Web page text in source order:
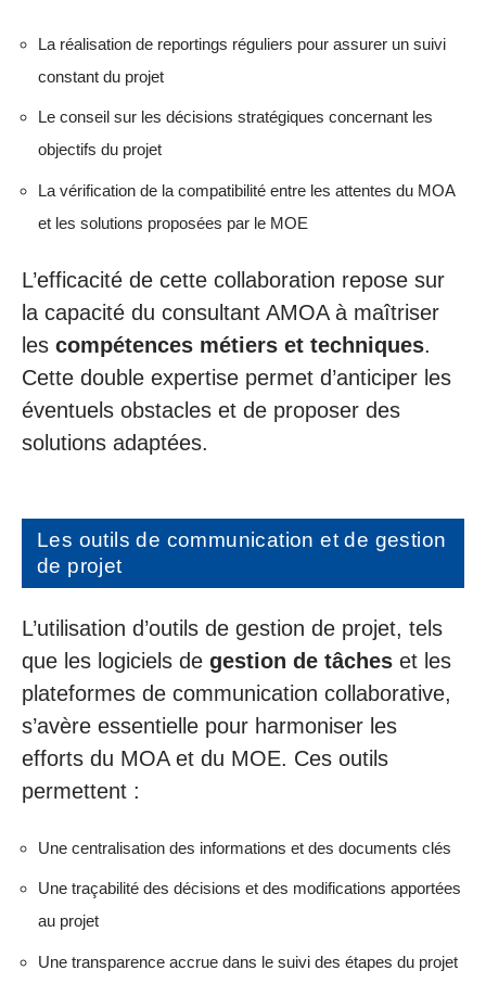
La réalisation de reportings réguliers pour assurer un suivi
constant du projet
Le conseil sur les décisions stratégiques concernant les
objectifs du projet
La vérification de la compatibilité entre les attentes du MOA
et les solutions proposées par le MOE
L’efficacité de cette collaboration repose sur
la capacité du consultant AMOA à maîtriser
les compétences métiers et techniques.
Cette double expertise permet d’anticiper les
éventuels obstacles et de proposer des
solutions adaptées.
Les outils de communication et de gestion
de projet
L’utilisation d’outils de gestion de projet, tels
que les logiciels de gestion de tâches et les
plateformes de communication collaborative,
s’avère essentielle pour harmoniser les
efforts du MOA et du MOE. Ces outils
permettent :
Une centralisation des informations et des documents clés
Une traçabilité des décisions et des modifications apportées
au projet
Une transparence accrue dans le suivi des étapes du projet